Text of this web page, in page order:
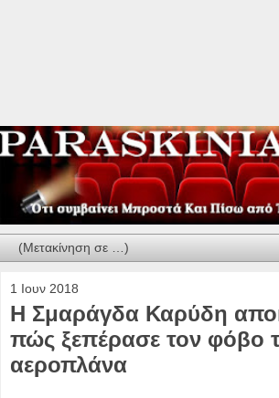
1 Ιουν 2018
Η Σμαράγδα Καρύδη
πώς ξεπέρασε τον φόβο
αεροπλάνα